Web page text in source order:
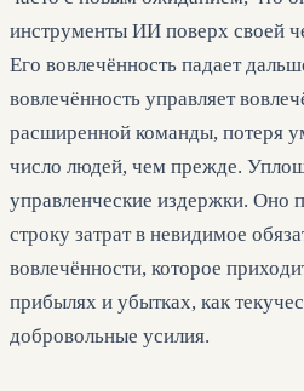
инструменты ИИ поверх своей
Его вовлечённость падает
вовлечённость управляет
расширенной команды, потеря
число людей, чем прежде.
управленческие издержки. Оно
строку затрат в невидимое
вовлечённости, которое
прибылях и убытках, как
добровольные усилия.